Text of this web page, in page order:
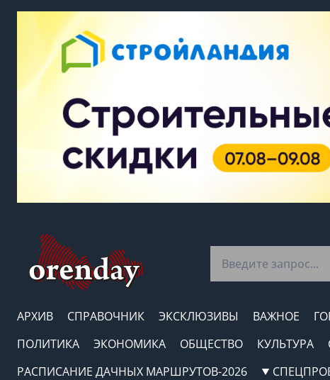
АРХИВ СПРАВОЧНИК ЭКСКЛЮЗИВЫ ВАЖНОЕ
ПОЛИТИКА
ЭКОНОМИКА ОБЩЕСТВО КУЛЬТУРА
РАСПИСАНИЕ ДАЧНЫХ МАРШРУТОВ-2026